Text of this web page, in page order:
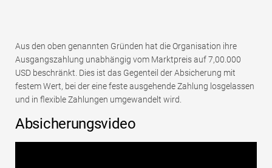
Aus den oben genannten Gründen hat die Organisation ihre
Ausgangszahlung unabhängig vom Marktpreis auf 7,00.000
USD beschränkt. Dies ist das Gegenteil der Absicherung mit
festem Wert, bei der eine feste ausgehende Zahlung losgelassen
und in flexible Zahlungen umgewandelt wird.
Absicherungsvideo